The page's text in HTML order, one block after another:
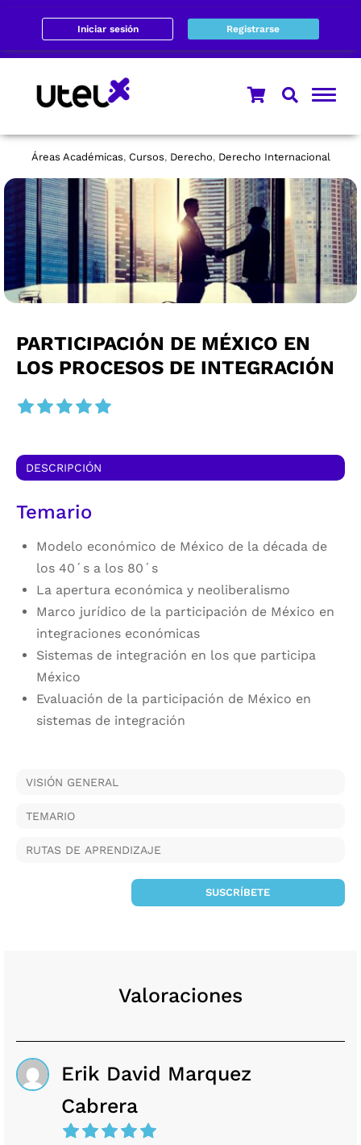
Iniciar sesión Registrarse
Áreas Académicas, Cursos, Derecho, Derecho Internacional
PARTICIPACIÓN DE MÉXICO EN
LOS PROCESOS DE INTEGRACIÓN
DESCRIPCIÓN
Temario
Modelo económico de México de la década de
los 40´s a los 80´s
La apertura económica y neoliberalismo
Marco jurídico de la participación de México en
integraciones económicas
Sistemas de integración en los que participa
México
Evaluación de la participación de México en
sistemas de integración
VISIÓN GENERAL
TEMARIO
RUTAS DE APRENDIZAJE
SUSCRÍBETE
Valoraciones
Erik David Marquez
Cabrera